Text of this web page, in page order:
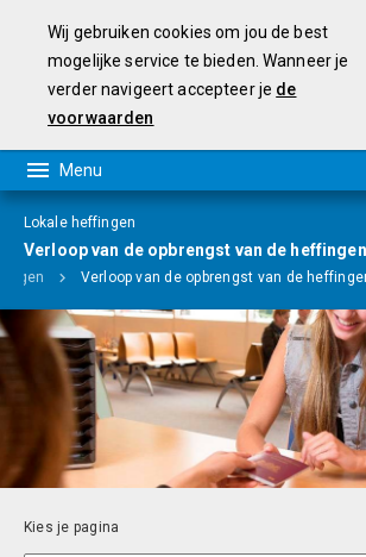
Lokale heffingen
Verloop van de opbrengst van de
Verloop van de opbrengst van de
Wij gebruiken cookies om jou de best
mogelijke service te bieden. Wanneer je
verder navigeert accepteer je de
voorwaarden